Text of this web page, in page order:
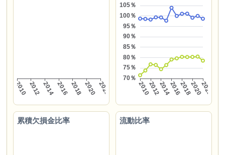
累積欠損金比率 流動比率